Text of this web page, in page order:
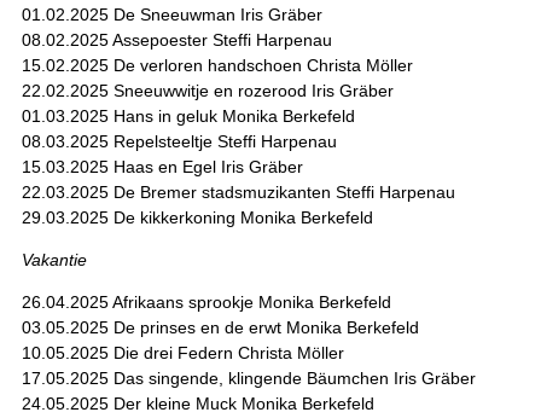
01.02.2025 De Sneeuwman Iris Gräber
08.02.2025 Assepoester Steffi Harpenau
15.02.2025 De verloren handschoen Christa Möller
22.02.2025 Sneeuwwitje en rozerood Iris Gräber
01.03.2025 Hans in geluk Monika Berkefeld
08.03.2025 Repelsteeltje Steffi Harpenau
15.03.2025 Haas en Egel Iris Gräber
22.03.2025 De Bremer stadsmuzikanten Steffi Harpenau
29.03.2025 De kikkerkoning Monika Berkefeld
Vakantie
26.04.2025 Afrikaans sprookje Monika Berkefeld
03.05.2025 De prinses en de erwt Monika Berkefeld
10.05.2025 Die drei Federn Christa Möller
17.05.2025 Das singende, klingende Bäumchen Iris Gräber
24.05.2025 Der kleine Muck Monika Berkefeld